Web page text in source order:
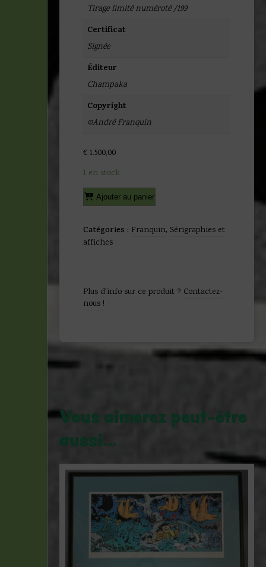
Tirage limité numéroté /199
Certificat
Signée
Éditeur
Champaka
Copyright
©André Franquin
€ 1.500,00
1 en stock
quantité
de
-
Spirou
Sérigraphie
Secotine
-
Ajouter au panier
Catégories : Franquin, Sérigraphies et
affiches
Plus d'info sur ce produit ? Contactez-
nous !
Vous aimerez peut-être
aussi…